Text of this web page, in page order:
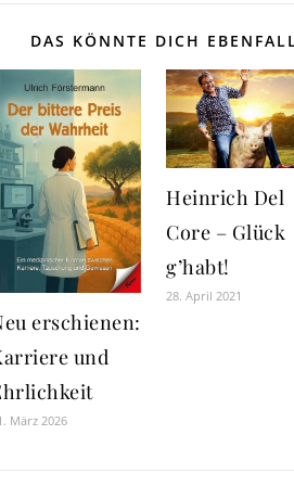
DAS KÖNNTE DICH
erschienen:
und
März 2026
Heinrich Del
Core – Glück
g’habt!
28. April 2021